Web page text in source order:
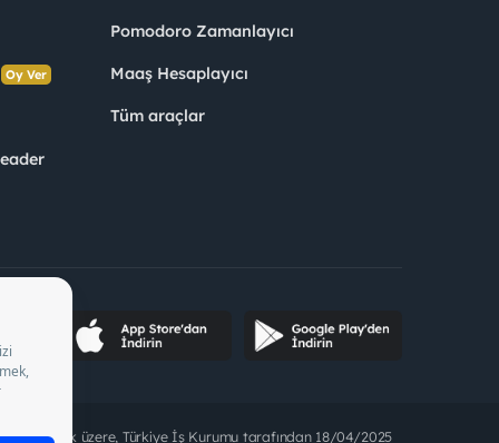
Oy Ver
Pomodoro Zamanlayıcı
Maaş Hesaplayıcı
Tüm araçlar
bulunmak üzere, Türkiye İş Kurumu tarafından 18/04/2025